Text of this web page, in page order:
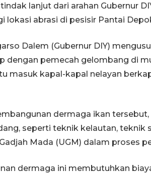
lanjut dari arahan Gubernur
lokasi abrasi di pesisir Pantai
Dalem (Gubernur DIY)
dengan pemecah gelombang di
masuk kapal-kapal nelayan
dermaga ikan
seperti teknik kelautan, teknik
Mada (UGM) dalam proses
dermaga ini membutuhkan